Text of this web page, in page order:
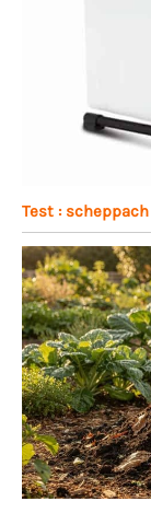
Test :